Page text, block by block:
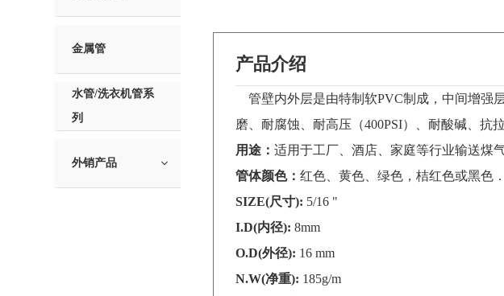
金属管
水管/洗衣机管系
列
外销产品
产品介绍
管壁内外层是由特制软PVC制成，中间增强
磨、耐腐蚀、耐高压（400PSI）、耐酸碱、抗
用途：适用于工厂、酒店、家庭等行业输送煤
管体颜色：红色、黄色、绿色，桔红色或黑色．
SIZE(尺寸): 5/16 "
I.D(内径):8mm
O.D(外径): 16 mm
N.W(净重): 185g/m